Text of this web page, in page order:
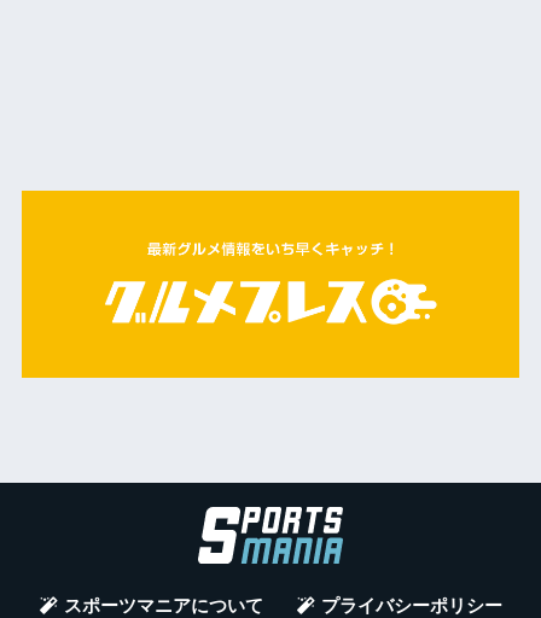
スポーツマニアについて
プライバシーポリシー